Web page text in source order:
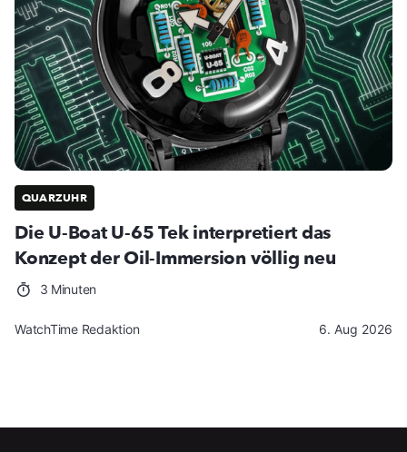
QUARZUHR
Die U-Boat U-65 Tek interpretiert das
Konzept der Oil-Immersion völlig neu
3 Minuten
WatchTime Redaktion 6. Aug 2026